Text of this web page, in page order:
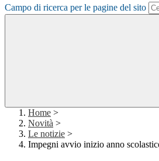
Campo di ricerca per le pagine del sito
Home >
Novità >
Le notizie >
Impegni avvio inizio anno